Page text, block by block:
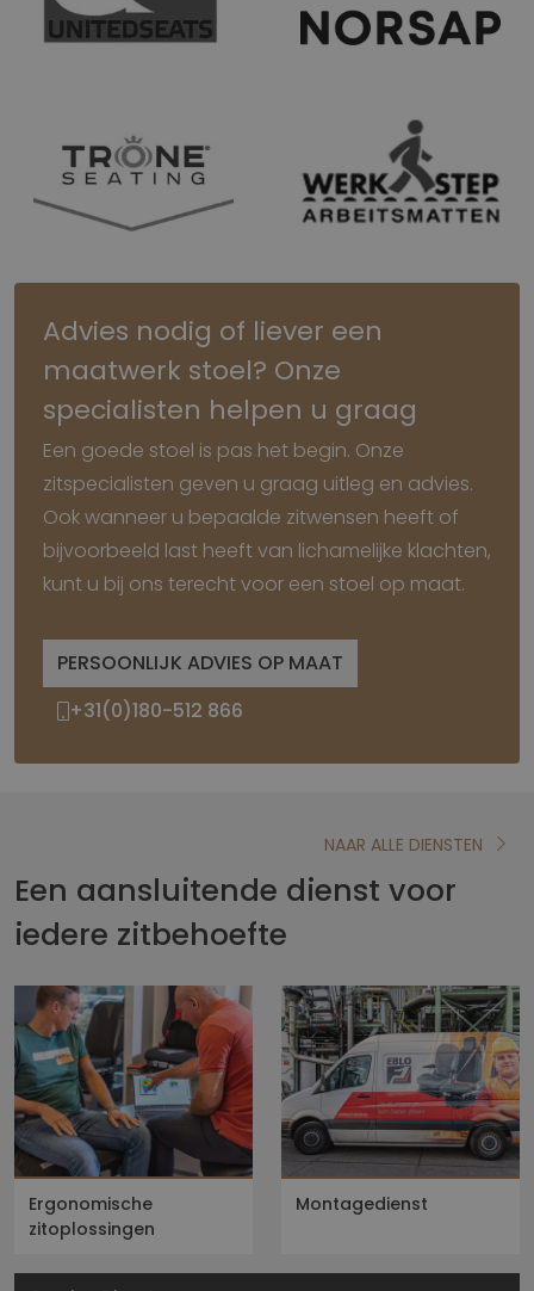
Advies nodig of liever een
maatwerk stoel? Onze
specialisten helpen u graag
Een goede stoel is pas het begin. Onze
zitspecialisten geven u graag uitleg en advies.
Ook wanneer u bepaalde zitwensen heeft of
bijvoorbeeld last heeft van lichamelijke klachten,
kunt u bij ons terecht voor een stoel op maat.
PERSOONLIJK ADVIES OP MAAT
+31(0)180-512 866
Een aansluitende dienst voor
iedere zitbehoefte
NAAR ALLE DIENSTEN
Ergonomische
zitoplossingen
Montagedienst